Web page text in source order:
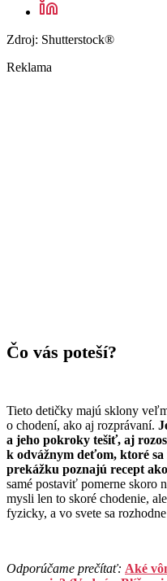
Zdroj: Shutterstock®
Reklama
Čo vás poteší?
Tieto detičky majú sklony
o chodení, ako aj rozprávaní.
a jeho pokroky tešiť, aj
k odvážnym deťom, ktoré
prekážku poznajú recept
samé postaviť pomerne skoro
mysli len to skoré chodenie,
fyzicky, a vo svete sa
Odporúčame prečítať: Aké